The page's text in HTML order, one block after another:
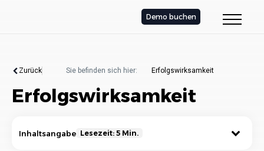
Demo buchen
Zurück Sie befinden sich hier: Erfolgswirksamkeit
Erfolgswirksamkeit
Inhaltsangabe Lesezeit: 5 Min.